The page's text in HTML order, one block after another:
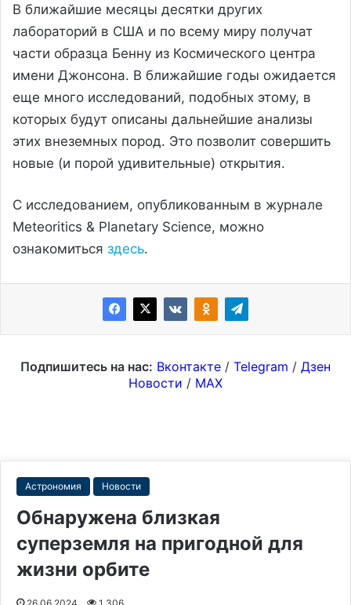
В ближайшие месяцы десятки других
лабораторий в США и по всему миру получат
части образца Бенну из Космического центра
имени Джонсона. В ближайшие годы ожидается
еще много исследований, подобных этому, в
которых будут описаны дальнейшие анализы
этих внеземных пород. Это позволит совершить
новые (и порой удивительные) открытия.
С исследованием, опубликованным в журнале
Meteoritics & Planetary Science, можно
ознакомиться здесь.
Подпишитесь на нас: Вконтакте / Telegram / Дзен
Новости / MAX